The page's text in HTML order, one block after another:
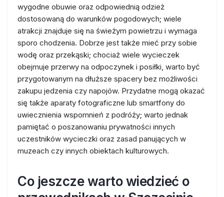
wygodne obuwie oraz odpowiednią odzież
dostosowaną do warunków pogodowych; wiele
atrakcji znajduje się na świeżym powietrzu i wymaga
sporo chodzenia. Dobrze jest także mieć przy sobie
wodę oraz przekąski; chociaż wiele wycieczek
obejmuje przerwy na odpoczynek i posiłki, warto być
przygotowanym na dłuższe spacery bez możliwości
zakupu jedzenia czy napojów. Przydatne mogą okazać
się także aparaty fotograficzne lub smartfony do
uwiecznienia wspomnień z podróży; warto jednak
pamiętać o poszanowaniu prywatności innych
uczestników wycieczki oraz zasad panujących w
muzeach czy innych obiektach kulturowych.
Co jeszcze warto wiedzieć o